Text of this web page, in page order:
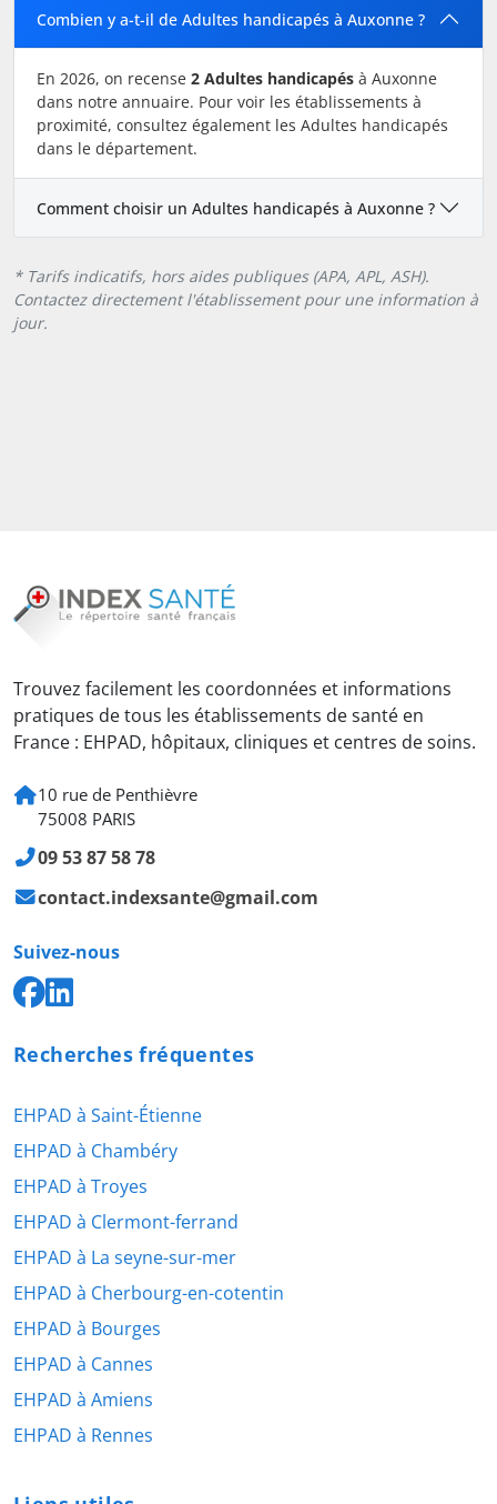
Combien y a-t-il de Adultes handicapés à Auxonne ?
En 2026, on recense 2 Adultes handicapés à Auxonne
dans notre annuaire. Pour voir les établissements à
proximité, consultez également les Adultes handicapés
dans le département.
Comment choisir un Adultes handicapés à Auxonne ?
* Tarifs indicatifs, hors aides publiques (APA, APL, ASH).
Contactez directement l'établissement pour une information à
jour.
Trouvez facilement les coordonnées et informations
pratiques de tous les établissements de santé en
France : EHPAD, hôpitaux, cliniques et centres de soins.
10 rue de Penthièvre
75008 PARIS
09 53 87 58 78
contact.indexsante@gmail.com
Suivez-nous
Recherches fréquentes
EHPAD à Saint-Étienne
EHPAD à Chambéry
EHPAD à Troyes
EHPAD à Clermont-ferrand
EHPAD à La seyne-sur-mer
EHPAD à Cherbourg-en-cotentin
EHPAD à Bourges
EHPAD à Cannes
EHPAD à Amiens
EHPAD à Rennes